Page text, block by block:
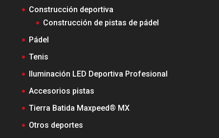
Construcción deportiva
Construcción de pistas de pádel
Pádel
Tenis
Iluminación LED Deportiva Profesional
Accesorios pistas
Tierra Batida Maxpeed® MX
Otros deportes